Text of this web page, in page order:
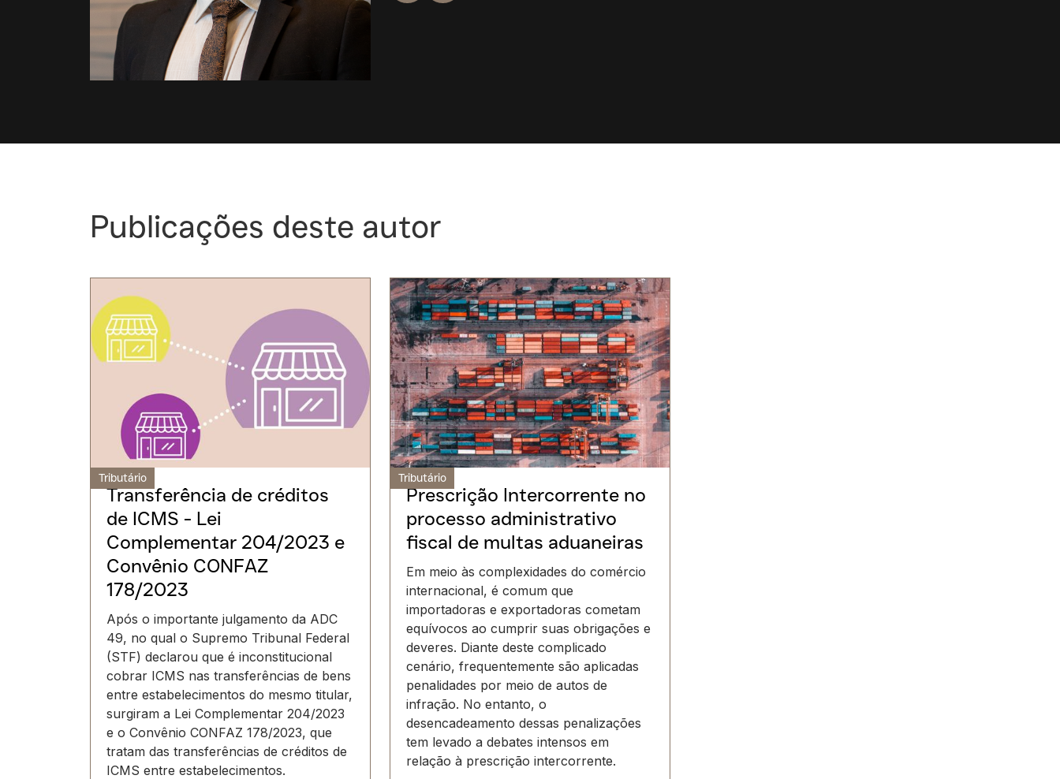
Publicações deste autor
Tributário
Transferência de créditos
de ICMS - Lei
Complementar 204/2023 e
Convênio CONFAZ
178/2023
Após o importante julgamento da ADC
49, no qual o Supremo Tribunal Federal
(STF) declarou que é inconstitucional
cobrar ICMS nas transferências de bens
entre estabelecimentos do mesmo titular,
surgiram a Lei Complementar 204/2023
e o Convênio CONFAZ 178/2023, que
tratam das transferências de créditos de
ICMS entre estabelecimentos.
Tributário
Prescrição Intercorrente no
processo administrativo
fiscal de multas aduaneiras
Em meio às complexidades do comércio
internacional, é comum que
importadoras e exportadoras cometam
equívocos ao cumprir suas obrigações e
deveres. Diante deste complicado
cenário, frequentemente são aplicadas
penalidades por meio de autos de
infração. No entanto, o
desencadeamento dessas penalizações
tem levado a debates intensos em
relação à prescrição intercorrente.